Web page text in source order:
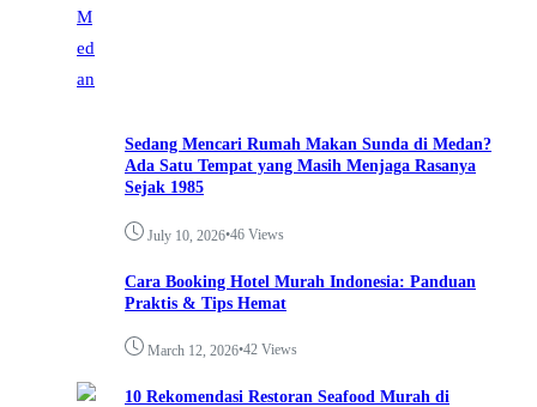
Sedang Mencari Rumah Makan Sunda di Medan?
Ada Satu Tempat yang Masih Menjaga Rasanya
Sejak 1985
July 10, 2026•46 Views
Cara Booking Hotel Murah Indonesia: Panduan
Praktis & Tips Hemat
March 12, 2026•42 Views
10 Rekomendasi Restoran Seafood Murah di